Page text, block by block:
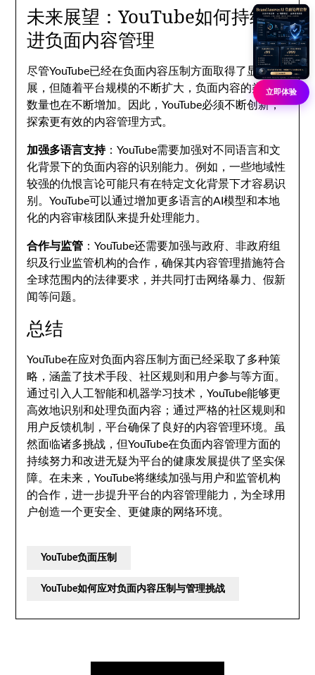
未来展望：YouTube如何持续改
进负面内容管理
尽管YouTube已经在负面内容压制方面取得了显著进
展，但随着平台规模的不断扩大，负面内容的类型和
数量也在不断增加。因此，YouTube必须不断创新，
探索更有效的内容管理方式。
加强多语言支持：YouTube需要加强对不同语言和文
化背景下的负面内容的识别能力。例如，一些地域性
较强的仇恨言论可能只有在特定文化背景下才容易识
别。YouTube可以通过增加更多语言的AI模型和本地
化的内容审核团队来提升处理能力。
合作与监管 ：YouTube还需要加强与政府、非政府组
织及行业监管机构的合作，确保其内容管理措施符合
全球范围内的法律要求，并共同打击网络暴力、假新
闻等问题。
总结
YouTube在应对负面内容压制方面已经采取了多种策
略，涵盖了技术手段、社区规则和用户参与等方面。
通过引入人工智能和机器学习技术，YouTube能够更
高效地识别和处理负面内容；通过严格的社区规则和
用户反馈机制，平台确保了良好的内容管理环境。虽
然面临诸多挑战，但YouTube在负面内容管理方面的
持续努力和改进无疑为平台的健康发展提供了坚实保
障。在未来，YouTube将继续加强与用户和监管机构
的合作，进一步提升平台的内容管理能力，为全球用
户创造一个更安全、更健康的网络环境。
YouTube负面压制
YouTube如何应对负面内容压制与管理挑战
立即体验